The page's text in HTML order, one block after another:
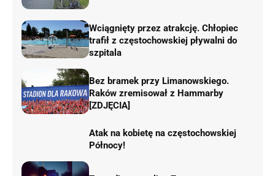
Wciągnięty przez atrakcję. Chłopiec
trafił z częstochowskiej pływalni do
szpitala
Bez bramek przy Limanowskiego.
Raków zremisował z Hammarby
[ZDJĘCIA]
Atak na kobietę na częstochowskiej
Północy!